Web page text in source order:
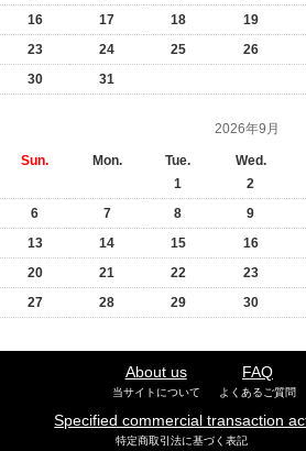
16
17 18 19
23
24 25 26
30
31
2026年9月
Sun. Mon. Tue. Wed.
1
2
6
7 8 9
13
14 15 16
20
21 22 23
27
28 29 30
About us
当サイトについて
FAQ
よくあるご質問
Specified commercial transaction
特定商取引法に基づく表記